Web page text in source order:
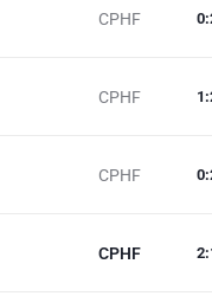
CPHF 0:
CPHF 1 :
CPHF 0:
CPHF 2: